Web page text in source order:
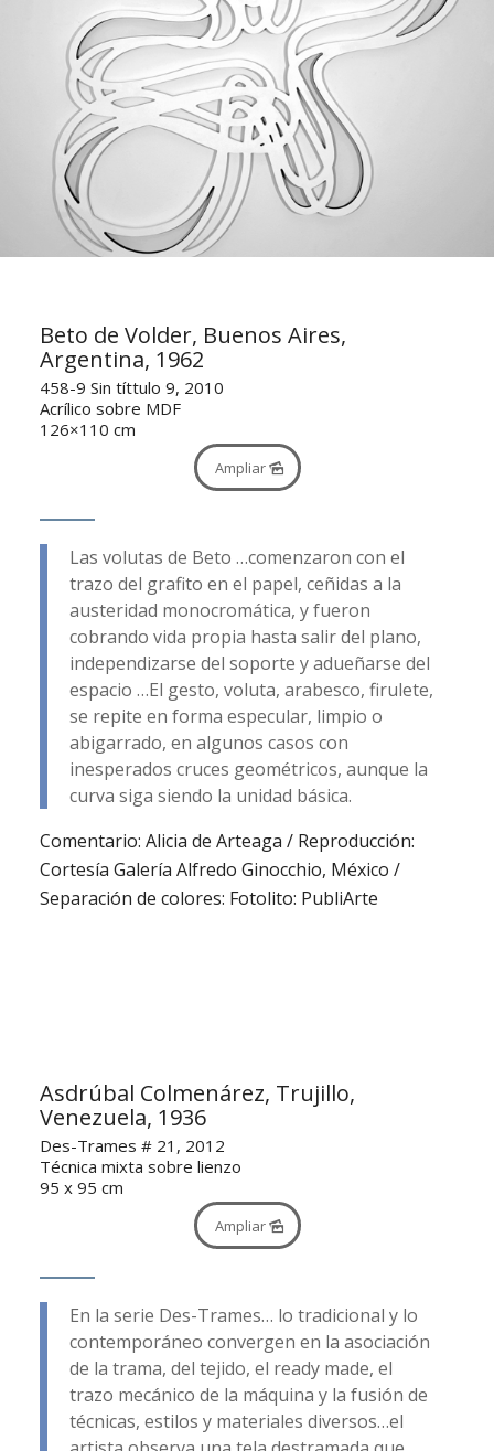
Beto de Volder, Buenos Aires,
Argentina, 1962
458-9 Sin títtulo 9, 2010
Acrílico sobre MDF
126×110 cm
Ampliar
Las volutas de Beto …comenzaron con el
trazo del grafito en el papel, ceñidas a la
austeridad monocromática, y fueron
cobrando vida propia hasta salir del plano,
independizarse del soporte y adueñarse del
espacio …El gesto, voluta, arabesco, firulete,
se repite en forma especular, limpio o
abigarrado, en algunos casos con
inesperados cruces geométricos, aunque la
curva siga siendo la unidad básica.
Comentario: Alicia de Arteaga / Reproducción:
Cortesía Galería Alfredo Ginocchio, México /
Separación de colores: Fotolito: PubliArte
Asdrúbal Colmenárez, Trujillo,
Venezuela, 1936
Des-Trames # 21, 2012
Técnica mixta sobre lienzo
95 x 95 cm
Ampliar
En la serie Des-Trames… lo tradicional y lo
contemporáneo convergen en la asociación
de la trama, del tejido, el ready made, el
trazo mecánico de la máquina y la fusión de
técnicas, estilos y materiales diversos…el